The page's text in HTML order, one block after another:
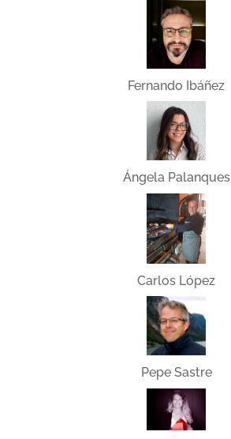
Fernando Ibáñez
Ángela Palanques
Carlos López
Pepe Sastre